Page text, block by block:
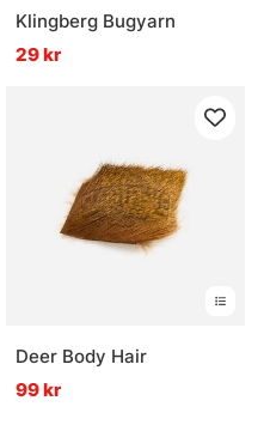
Klingberg Bugyarn
29 kr
Deer Body Hair
99 kr